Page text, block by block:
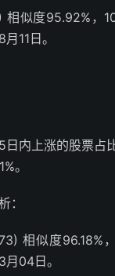
似度95.92%，
11日。
日内上涨的股票占
。
：
相似度96.18%，
04日。